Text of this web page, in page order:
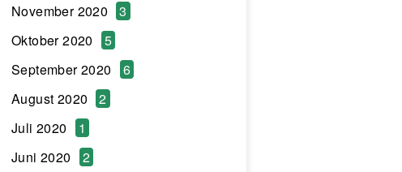
November 2020
3
Oktober 2020
5
September 2020
6
August 2020
2
Juli 2020
1
Juni 2020
2